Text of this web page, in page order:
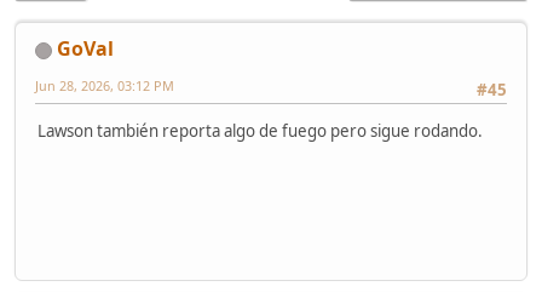
GoVal
#45
Jun 28, 2026, 03:12 PM
Lawson también reporta algo de fuego pero sigue rodando.